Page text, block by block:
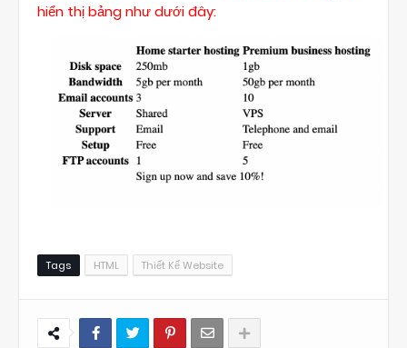
hiển thị bảng như dưới đây:
Tags HTML Thiết Kế Website